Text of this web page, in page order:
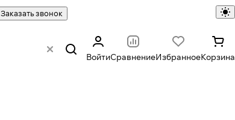
Заказать звонок
ВойтиСравнениеИзбранноеКорзина